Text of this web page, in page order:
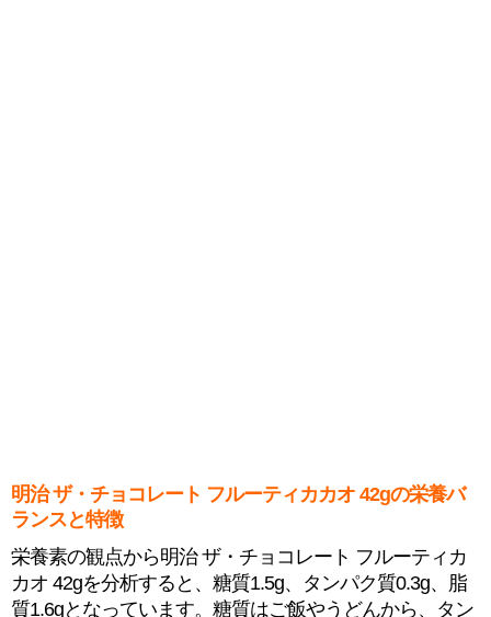
明治 ザ・チョコレート フルーティカカオ 42gの栄養バ
ランスと特徴
栄養素の観点から明治 ザ・チョコレート フルーティカ
カオ 42gを分析すると、糖質1.5g、タンパク質0.3g、脂
質1.6gとなっています。糖質はご飯やうどんから、タン